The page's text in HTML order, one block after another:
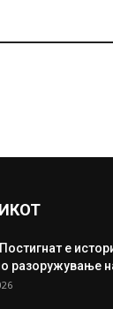
е
разоружување